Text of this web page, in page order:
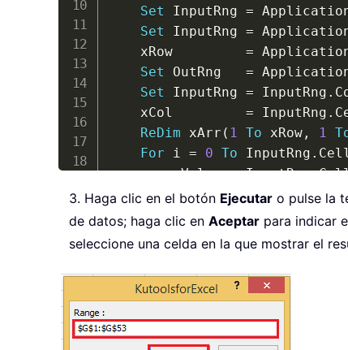
Set InputRng =
Set InputRng =
	xRow
=
Set OutRng =
Set InputRng = InputRng .
	xCol
= InputRng .
ReDim xArr ( 1 To xRow, 1
For i = 0 To InputRng .
		xValue
= InputRng.
		iRow
= i Mod xRow
		iCol
= VBA i /
	OutRng
.Resize(UBound
Sub
3. Haga clic en el botón Ejecutar o pulse la
de datos; haga clic en Aceptar para indicar
seleccione una celda en la que mostrar el